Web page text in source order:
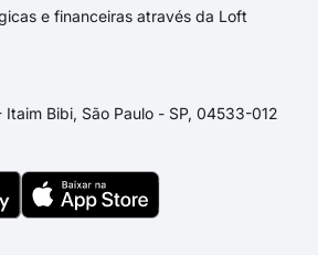
e financeiras através da Loft
Itaim Bibi, São Paulo - SP, 04533-012